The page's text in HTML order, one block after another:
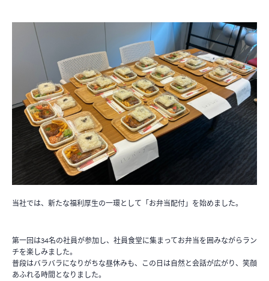
当社では、新たな福利厚生の一環として「お弁当配付」を始めました。
第一回は34名の社員が参加し、社員食堂に集まってお弁当を囲みながらラン
チを楽しみました。
普段はバラバラになりがちな昼休みも、この日は自然と会話が広がり、笑顔
あふれる時間となりました。